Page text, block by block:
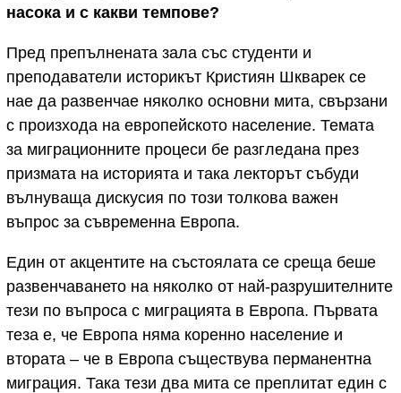
насока и с какви темпове?
Пред препълнената зала със студенти и
преподаватели историкът Кристиян Шкварек се
нае да развенчае няколко основни мита, свързани
с произхода на европейското население. Темата
за миграционните процеси бе разгледана през
призмата на историята и така лекторът събуди
вълнуваща дискусия по този толкова важен
въпрос за съвременна Европа.
Един от акцентите на състоялата се среща беше
развенчаването на няколко от най-разрушителните
тези по въпроса с миграцията в Европа. Първата
теза е, че Европа няма коренно население и
втората – че в Европа съществува перманентна
миграция. Така тези два мита се преплитат един с